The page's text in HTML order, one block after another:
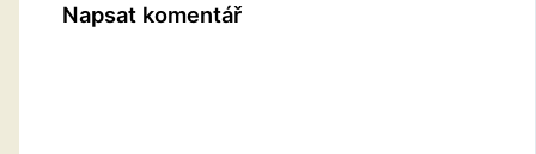
Napsat komentář